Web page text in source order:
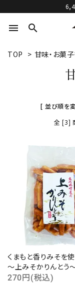
menu search
TOP > 甘味・お菓
[ 並び順を
全 [3]
くまもと香りみそを使
～上みそかりんとう
270円(税込)